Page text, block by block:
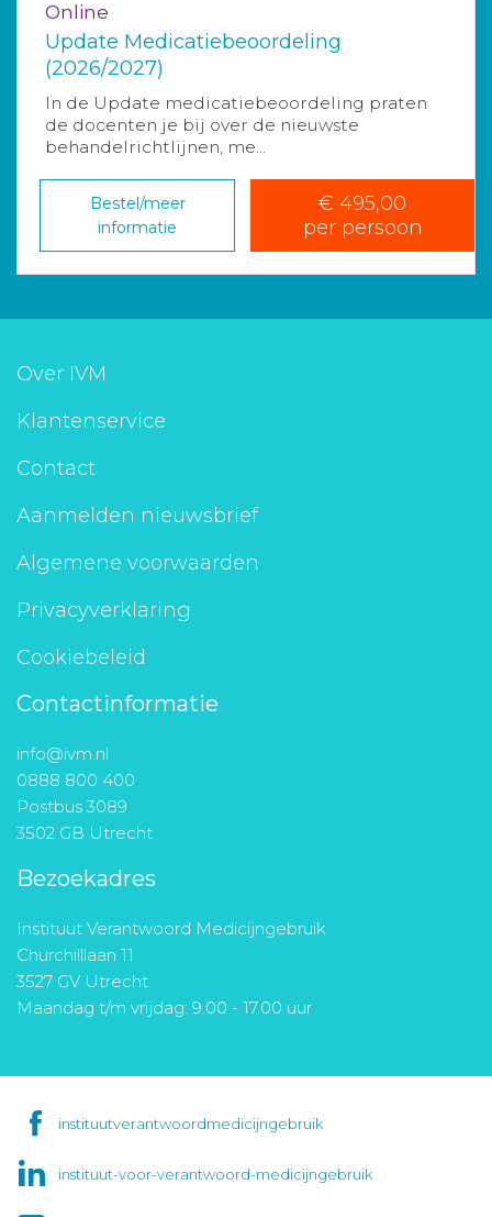
Online
Update Medicatiebeoordeling
(2026/2027)
In de Update medicatiebeoordeling praten
de docenten je bij over de nieuwste
behandelrichtlijnen, me...
Bestel/meer
informatie
€ 495,00
per persoon
Over IVM
Klantenservice
Contact
Aanmelden nieuwsbrief
Algemene voorwaarden
Privacyverklaring
Cookiebeleid
Contactinformatie
info@ivm.nl
0888 800 400
Postbus 3089
3502 GB Utrecht
Bezoekadres
Instituut Verantwoord Medicijngebruik
Churchilllaan 11
3527 GV Utrecht
Maandag t/m vrijdag: 9.00 - 17.00 uur
instituutverantwoordmedicijngebruik
instituut-voor-verantwoord-medicijngebruik